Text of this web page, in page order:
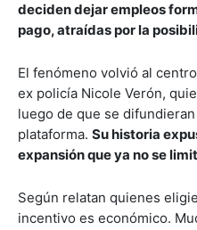
deciden dejar empleos
pago, atraídas por la
El fenómeno volvió al
ex policía Nicole Verón,
luego de que se
plataforma. Su historia
expansión que ya no se
Según relatan quienes
incentivo es económico.